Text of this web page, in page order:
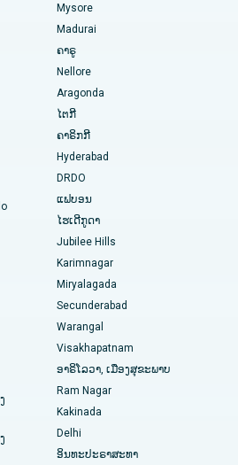
ຍາ
ໄປ
Bhubaneswar
Bilaspur
Ahmedabad
Guwahati
Hyderabad
Indore
Main Road, Kakinada
Road, Kolkata
Navi Mumbai
Nashik
Hyderabad
ກໄຂ່ຫຼັງ
ຂົ່າທັງຫມົດ
Mysore
Madurai
ຄາຣູ
Nellore
Aragonda
ໄຕກີ
ຄາຣິກກີ
Hyderabad
DRDO
ແຟບອນ
ໄຮເດີກູດາ
Jubilee Hills
Karimnagar
Miryalagada
Secunderabad
Warangal
Visakhapatnam
ອາຣິໂລວາ, ເມືອງສຸຂະພາບ
Ram Nagar
Kakinada
Delhi
ອິນທະປະຣາສະທາ